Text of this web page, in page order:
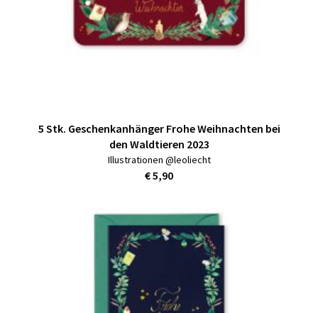
5 Stk. Geschenkanhänger Frohe Weihnachten bei
den Waldtieren 2023
Illustrationen @leoliecht
€ 5,90